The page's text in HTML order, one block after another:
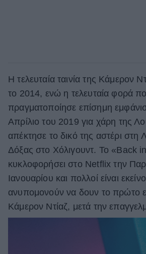
Η τελευταία ταινία της Κάμερον
το 2014, ενώ η τελευταία φορά
πραγματοποίησε επίσημη
Απρίλιο του 2019 για χάρη της
απέκτησε το δικό της αστέρι στη
Δόξας στο Χόλιγουντ. Το «Back
κυκλοφορήσει στο Netflix την
Ιανουαρίου και πολλοί είναι
ανυπομονούν να δουν το πρώτο
Κάμερον Ντίαζ, μετά την